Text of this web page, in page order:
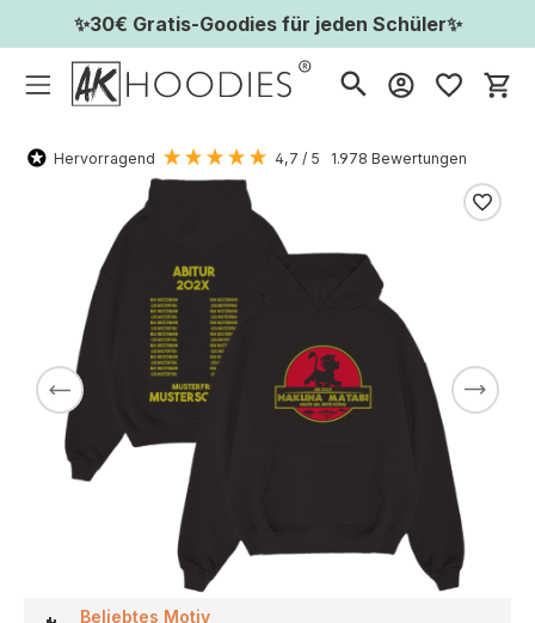
✨30€ Gratis-Goodies für jeden Schüler✨
Hervorragend 4,7 / 5 1.978 Bewertungen
Beliebtes Motiv